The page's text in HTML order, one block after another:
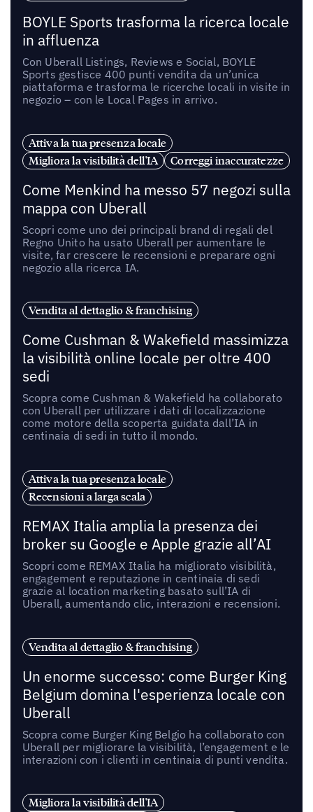
BOYLE Sports trasforma la ricerca locale
in affluenza
Con Uberall Listings, Reviews e Social, BOYLE
Sports gestisce 400 punti vendita da un’unica
piattaforma e trasforma le ricerche locali in visite in
negozio – con le Local Pages in arrivo.
Attiva la tua presenza locale
Migliora la visibilità dell'IA
Correggi inaccuratezze
Come Menkind ha messo 57 negozi sulla
mappa con Uberall
Scopri come uno dei principali brand di regali del
Regno Unito ha usato Uberall per aumentare le
visite, far crescere le recensioni e preparare ogni
negozio alla ricerca IA.
Vendita al dettaglio & franchising
Come Cushman & Wakefield massimizza
la visibilità online locale per oltre 400
sedi
Scopra come Cushman & Wakefield ha collaborato
con Uberall per utilizzare i dati di localizzazione
come motore della scoperta guidata dall’IA in
centinaia di sedi in tutto il mondo.
Attiva la tua presenza locale
Recensioni a larga scala
REMAX Italia amplia la presenza dei
broker su Google e Apple grazie all’AI
Scopri come REMAX Italia ha migliorato visibilità,
engagement e reputazione in centinaia di sedi
grazie al location marketing basato sull’IA di
Uberall, aumentando clic, interazioni e recensioni.
Vendita al dettaglio & franchising
Un enorme successo: come Burger King
Belgium domina l'esperienza locale con
Uberall
Scopra come Burger King Belgio ha collaborato con
Uberall per migliorare la visibilità, l’engagement e le
interazioni con i clienti in centinaia di punti vendita.
Migliora la visibilità dell'IA